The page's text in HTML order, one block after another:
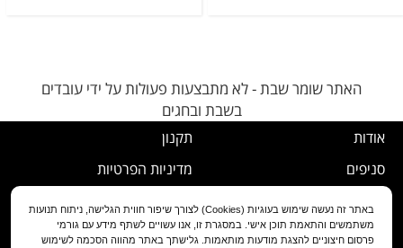
האתר שומר שבת - לא מתבצעות פעולות על ידי עובדים
בשבת ובחגים
אודות
סניפים
שירות לקוחות
תקנון
מדיניות הפרטיות
נוהל ביטול עסקה
מדיניות החלפה/החזרה/ביטול
באתר זה נעשה שימוש בעוגיות (Cookies) לצורך שיפור חווית הגלישה, ניתוח תנועות
משתמשים והתאמת תוכן אישי. במסגרת זו, אנו עשויים לשתף מידע עם גורמי
פרסום חיצוניים להצגת מודעות מותאמות. גלישתך באתר מהווה הסכמה לשימוש